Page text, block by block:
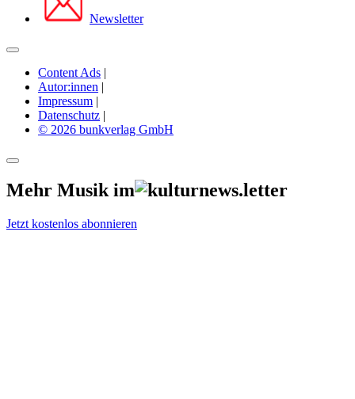
Newsletter
Content Ads |
Autor:innen |
Impressum |
Datenschutz |
© 2026 bunkverlag GmbH
Mehr Musik im
Jetzt kostenlos abonnieren